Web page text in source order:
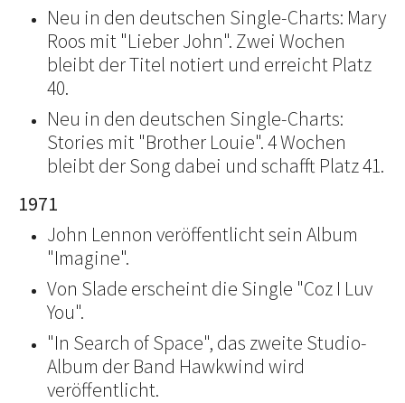
Neu in den deutschen Single-Charts: Mary
Roos mit "Lieber John". Zwei Wochen
bleibt der Titel notiert und erreicht Platz
40.
Neu in den deutschen Single-Charts:
Stories mit "Brother Louie". 4 Wochen
bleibt der Song dabei und schafft Platz 41.
1971
John Lennon veröffentlicht sein Album
"Imagine".
Von Slade erscheint die Single "Coz I Luv
You".
"In Search of Space", das zweite Studio-
Album der Band Hawkwind wird
veröffentlicht.